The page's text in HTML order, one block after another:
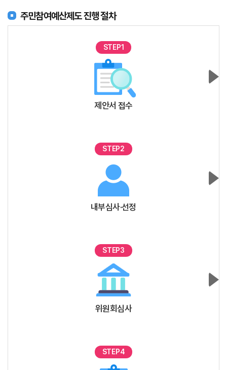
주민참여예산제도 진행 절차
STEP1
제안서 접수
STEP2
내부심사·선정
STEP3
위원회심사
STEP4